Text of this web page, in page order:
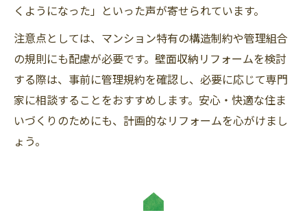
くようになった」といった声が寄せられています。
注意点としては、マンション特有の構造制約や管理組合
の規則にも配慮が必要です。壁面収納リフォームを検討
する際は、事前に管理規約を確認し、必要に応じて専門
家に相談することをおすすめします。安心・快適な住ま
いづくりのためにも、計画的なリフォームを心がけまし
ょう。